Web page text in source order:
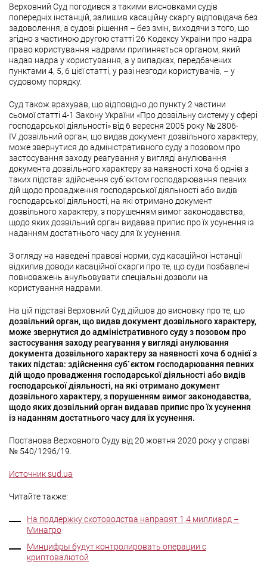
Верховний Суд погодився з такими висновками судів
попередніх інстанцій, залишив касаційну скаргу відповідача без
задоволення, а судові рішення – без змін, виходячи з того, що
згідно з частиною другою статті 26 Кодексу України про надра
право користування надрами припиняється органом, який
надав надра у користування, а у випадках, передбачених
пунктами 4, 5, 6 цієї статті, у разі незгоди користувачів, – у
судовому порядку.
Суд також врахував, що відповідно до пункту 2 частини
сьомої статті 4-1 Закону України «Про дозвільну систему у сфері
господарської діяльності» від 6 вересня 2005 року № 2806-
IV дозвільний орган, що видав документ дозвільного характеру,
може звернутися до адміністративного суду з позовом про
застосування заходу реагування у вигляді анулювання
документа дозвільного характеру за наявності хоча б однієї з
таких підстав: здійснення суб`єктом господарювання певних
дій щодо провадження господарської діяльності або видів
господарської діяльності, на які отримано документ
дозвільного характеру, з порушенням вимог законодавства,
щодо яких дозвільний орган видавав припис про їх усунення із
наданням достатнього часу для їх усунення.
З огляду на наведені правові норми, суд касаційної інстанції
відхилив доводи касаційної скарги про те, що суди позбавлені
повноважень анульовувати спеціальні дозволи на
користування надрами.
На цій підставі Верховний Суд дійшов до висновку про те, що
дозвільний орган, що видав документ дозвільного характеру,
може звернутися до адміністративного суду з позовом про
застосування заходу реагування у вигляді анулювання
документа дозвільного характеруза наявності хоча б однієї з
таких підстав: здійснення суб`єктом господарювання певних
дій щодо провадження господарської діяльності або видів
господарської діяльності, на які отримано документ
дозвільного характеру, з порушенням вимог законодавства,
щодо яких дозвільний орган видавав припис про їх усунення
із наданням достатнього часу для їх усунення.
Постанова Верховного Суду від 20 жовтня 2020 року у справі
№ 540/1296/19.
Источник sud.ua
Читайте также:
На поддержку скотоводства направят 1,4 миллиард –
Минагро
Минцифры будут контролировать операции с
криптовалютой